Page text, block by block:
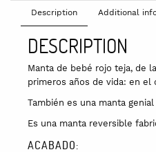
Description Additional
DESCRIPTION
Manta de bebé rojo teja, de
primeros años de vida: en el
También es una manta
Es una manta reversible
ACABADO: